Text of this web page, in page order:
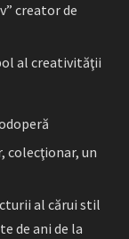
creator de
al creativităţii
colecţionar, un
al cărui stil
de ani de la